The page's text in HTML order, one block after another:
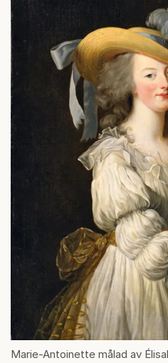
Marie-Antoinette målad av